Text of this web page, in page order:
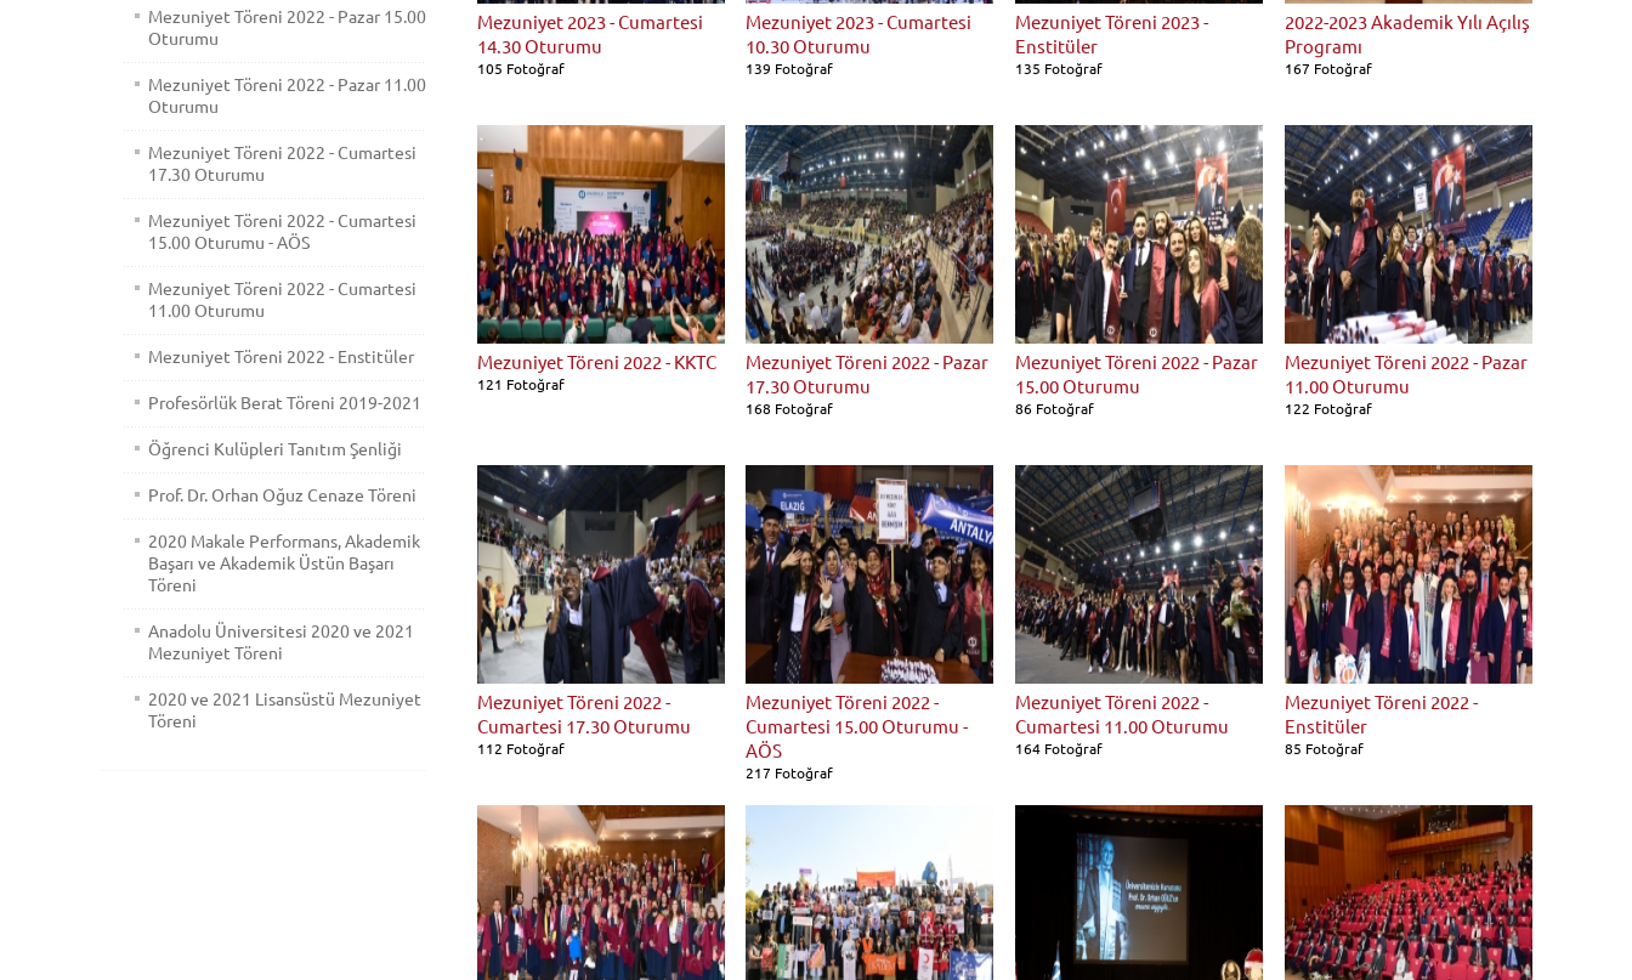
Mezuniyet 2023 - Cumartesi
14.30 Oturumu
105 Fotoğraf
Mezuniyet 2023 - Cumartesi
10.30 Oturumu
139 Fotoğraf
Mezuniyet Töreni 2023 -
Enstitüler
135 Fotoğraf
2022-2023 Akademik Yılı Açılış
Programı
167 Fotoğraf
Mezuniyet Töreni 2022 - KKTC
121 Fotoğraf
Mezuniyet Töreni 2022 - Pazar
17.30 Oturumu
168 Fotoğraf
Mezuniyet Töreni 2022 - Pazar
15.00 Oturumu
86 Fotoğraf
Mezuniyet Töreni 2022 - Pazar
11.00 Oturumu
122 Fotoğraf
Mezuniyet Töreni 2022 -
Cumartesi 17.30 Oturumu
112 Fotoğraf
Mezuniyet Töreni 2022 -
Cumartesi 15.00 Oturumu -
AÖS
217 Fotoğraf
Mezuniyet Töreni 2022 -
Cumartesi 11.00 Oturumu
164 Fotoğraf
Mezuniyet Töreni 2022 -
Enstitüler
85 Fotoğraf
Mezuniyet Töreni 2022 - Pazar 15.00
Oturumu
Mezuniyet Töreni 2022 - Pazar 11.00
Oturumu
Mezuniyet Töreni 2022 - Cumartesi
17.30 Oturumu
Mezuniyet Töreni 2022 - Cumartesi
15.00 Oturumu - AÖS
Mezuniyet Töreni 2022 - Cumartesi
11.00 Oturumu
Mezuniyet Töreni 2022 - Enstitüler
Profesörlük Berat Töreni 2019-2021
Öğrenci Kulüpleri Tanıtım Şenliği
Prof. Dr. Orhan Oğuz Cenaze Töreni
2020 Makale Performans, Akademik
Başarı ve Akademik Üstün Başarı
Töreni
Anadolu Üniversitesi 2020 ve 2021
Mezuniyet Töreni
2020 ve 2021 Lisansüstü Mezuniyet
Töreni